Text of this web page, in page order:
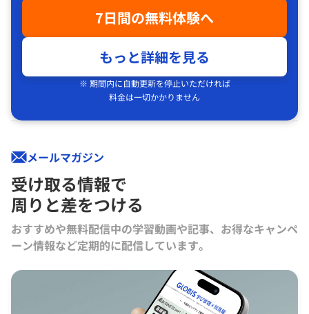
7日間の無料体験へ
もっと詳細を見る
※ 期間内に自動更新を停止いただければ
料金は一切かかりません
メールマガジン
受け取る情報で
周りと差をつける
おすすめや無料配信中の学習動画や記事、お得なキャンペ
ーン情報など定期的に配信しています。